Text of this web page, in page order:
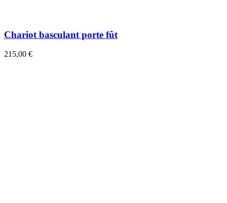
Chariot basculant porte fût
215,00 €